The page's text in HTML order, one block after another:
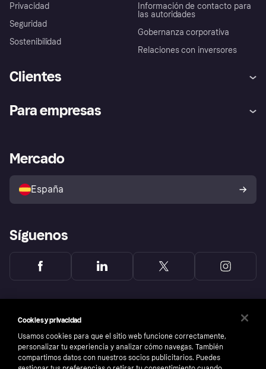
Privacidad
Seguridad
Sostenibilidad
Información de contacto para
las autoridades
Gobernanza corporativa
Relaciones con inversores
Clientes
Inicio de sesión
Directorio de tiendas
Política de protección al
comprador de Klarna
Reclamaciones
Para empresas
Acceso empresas
Mercado
España
Síguenos
Cookies y privacidad
Usamos cookies para que el sitio web funcione correctamente,
personalizar tu experiencia y analizar cómo navegas. También
compartimos datos con nuestros socios publicitarios. Puedes